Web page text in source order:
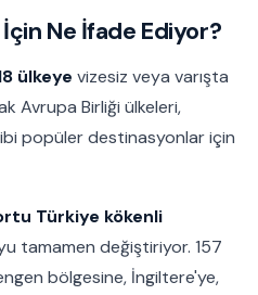
Ne İfade Ediyor?
ülkeye vizesiz veya varışta
Avrupa Birliği ülkeleri,
popüler destinasyonlar için
Türkiye kökenli
tamamen değiştiriyor. 157
bölgesine, İngiltere'ye,